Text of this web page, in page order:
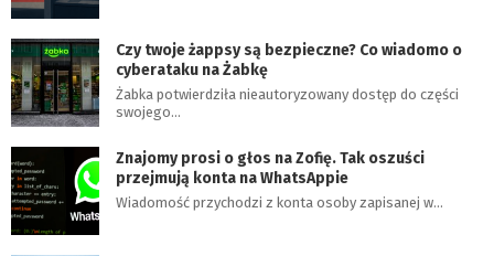
Czy twoje żappsy są bezpieczne? Co wiadomo o
cyberataku na Żabkę
Żabka potwierdziła nieautoryzowany dostęp do części
swojego…
Znajomy prosi o głos na Zofię. Tak oszuści
przejmują konta na WhatsAppie
Wiadomość przychodzi z konta osoby zapisanej w…